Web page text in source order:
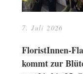
7. Juli 2026
FloristInnen-
kommt zur